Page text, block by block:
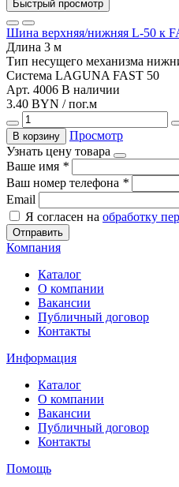
Быстрый просмотр
Шина верхняя/нижняя L-50 к
Длина 3 м
Тип несущего механизма
Система LAGUNA FAST 50
Арт. 4006 В наличии
3.40 BYN / пог.м
В корзину
Просмотр
Узнать цену товара
Ваше имя *
Ваш номер телефона *
Email
Я согласен на обработку
Отправить
Компания
Каталог
О компании
Вакансии
Публичный договор
Контакты
Информация
Каталог
О компании
Вакансии
Публичный договор
Контакты
Помощь